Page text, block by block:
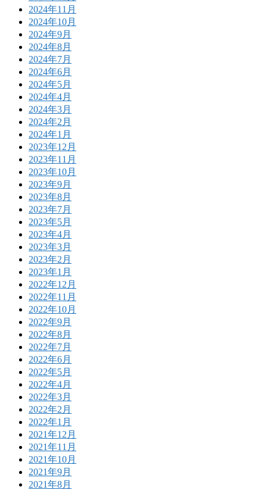
2024年11月
2024年10月
2024年9月
2024年8月
2024年7月
2024年6月
2024年5月
2024年4月
2024年3月
2024年2月
2024年1月
2023年12月
2023年11月
2023年10月
2023年9月
2023年8月
2023年7月
2023年5月
2023年4月
2023年3月
2023年2月
2023年1月
2022年12月
2022年11月
2022年10月
2022年9月
2022年8月
2022年7月
2022年6月
2022年5月
2022年4月
2022年3月
2022年2月
2022年1月
2021年12月
2021年11月
2021年10月
2021年9月
2021年8月